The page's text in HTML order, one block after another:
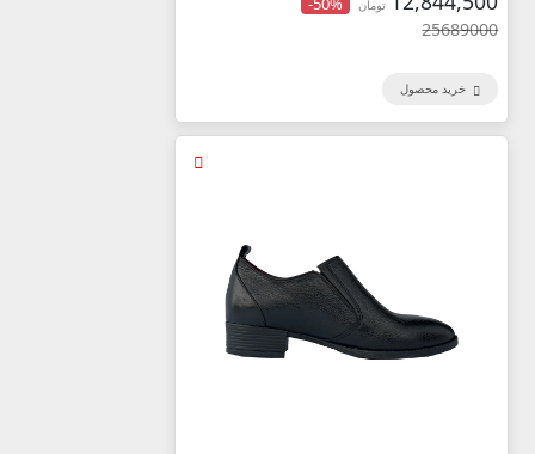
تومان
25689000
خرید محصول